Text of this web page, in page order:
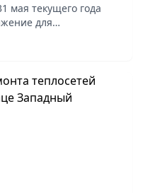
мая текущего года
для
Желтоксан от